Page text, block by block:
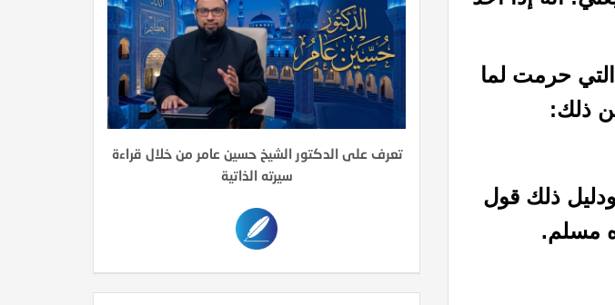
حرمت لما
ذلك:
ذلك قول
مسلم.
تعرف على الدكتور الشيخ حسين عامر من خلال قراءة
سيرته الذاتية